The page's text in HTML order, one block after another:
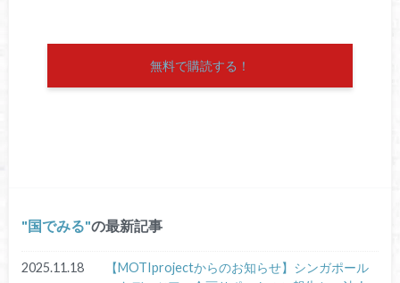
無料で購読する！
国でみる の最新記事
2025.11.18
【MOTIprojectからのお知らせ】シンガポール